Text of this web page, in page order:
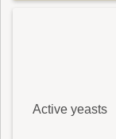
Active yeasts